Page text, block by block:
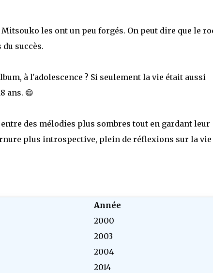
les ont un peu forgés. On peut dire que le
succès.
à l'adolescence ? Si seulement la vie était aussi
ans. 😄
des mélodies plus sombres tout en gardant leur
plus introspective, plein de réflexions sur la vie
Année
2000
2003
2004
2014